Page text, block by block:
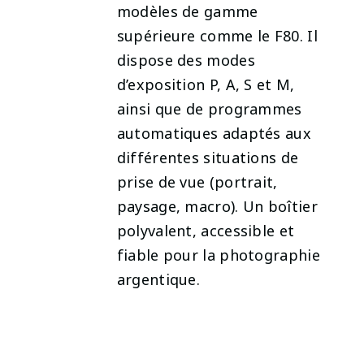
modèles de gamme
supérieure comme le F80. Il
dispose des modes
d’exposition P, A, S et M,
ainsi que de programmes
automatiques adaptés aux
différentes situations de
prise de vue (portrait,
paysage, macro). Un boîtier
polyvalent, accessible et
fiable pour la photographie
argentique.